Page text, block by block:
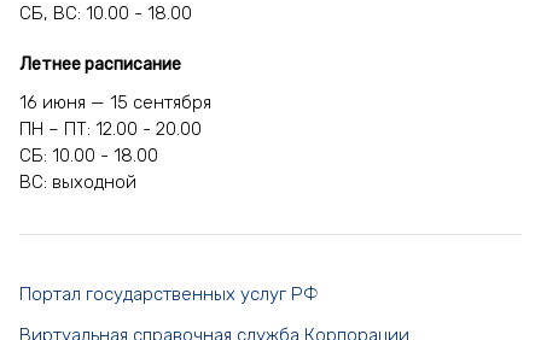
СБ, ВС: 10.00 - 18.00
Летнее расписание
16 июня — 15 сентября
ПН – ПТ: 12.00 - 20.00
СБ: 10.00 - 18.00
ВС: выходной
Портал государственных услуг РФ
Виртуальная справочная служба Корпорации